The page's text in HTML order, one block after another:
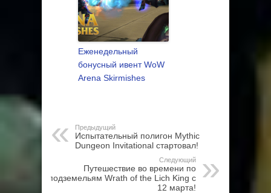
Еженедельный
бонусный ивент WoW
Arena Skirmishes
Предыдущий
Испытательный полигон Mythic
Dungeon Invitational стартовал!
Следующий
Путешествие во времени по
подземельям Wrath of the Lich King с
12 марта!